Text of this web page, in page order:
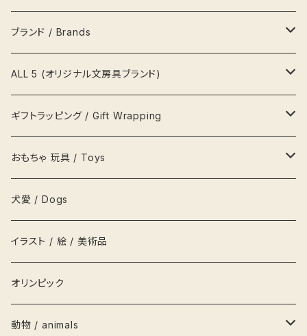
ポーチ
帽子
風呂敷
キーホルダー
ネクタイ
履物
衣類
ビールジョッキ BeerMug
湯呑
カップ&ソーサ
鍋
お盆
枡
グラス
茶碗
時計
写真立て 額縁
置物
ハンガー
貯金箱
鏡
ペンケース
メモ帳
文鎮
レターセット
リボン
シール
キャップ
栞
キティ Kitty
ポムポムプリン pompom prin
ポチャッコ pochaco
ソニープロダクト
ブランド / Brands
プラダ Prada
セリーヌ Celine
ロベルタ Roberta
ALL 5 (オリジナル文房具ブランド)
吉祥用品
吉祥ノート A5
吉祥メモ帳 A5スリム
一等賞ペンケース
ギフトラッピング / Gift Wrapping
OFURUオリジナル包装紙
化粧箱
おもちゃ 玩具 / Toys
パズル
お人形 DOLLS
積み木
かるた
犬愛 / Dogs
イラスト / 絵 / 美術品
オリンピック
動物 / animals